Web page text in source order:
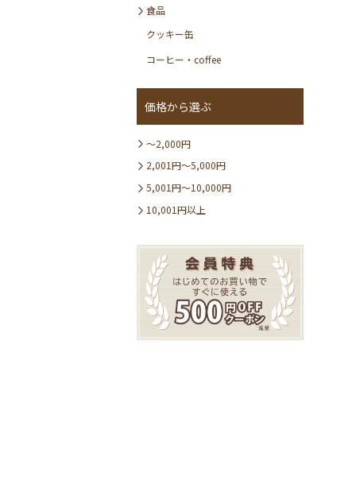
食品
クッキー缶
コーヒー・coffee
価格から選ぶ
〜2,000円
2,001円〜5,000円
5,001円〜10,000円
10,001円以上